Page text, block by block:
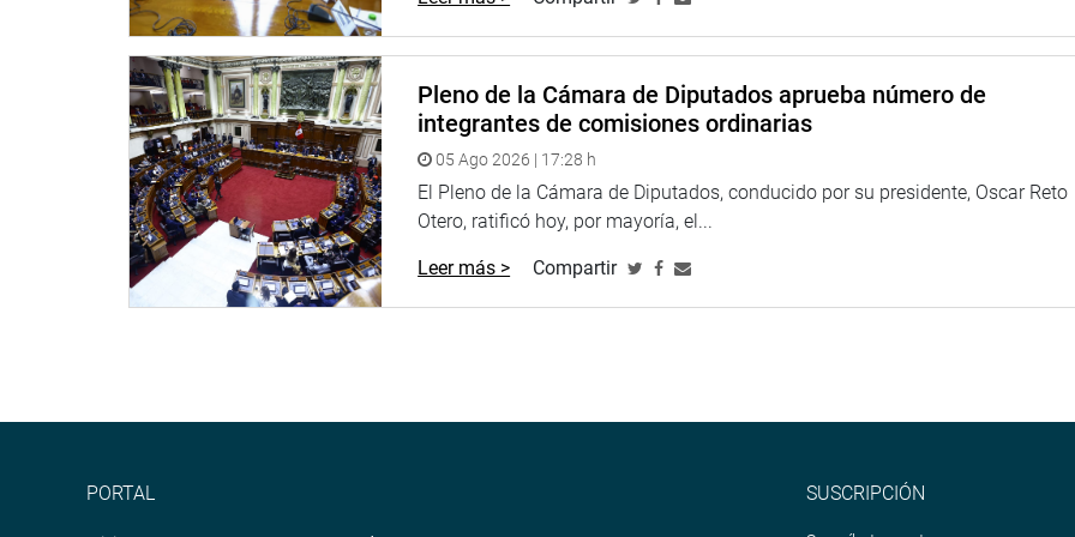
Pleno de la Cámara de Diputados aprueba número de
integrantes de comisiones ordinarias
05 Ago 2026 | 17:28 h
El Pleno de la Cámara de Diputados, conducido por su presidente, Oscar Reto
Otero, ratificó hoy, por mayoría, el...
Leer más > Compartir
PORTAL SUSCRIPCIÓN